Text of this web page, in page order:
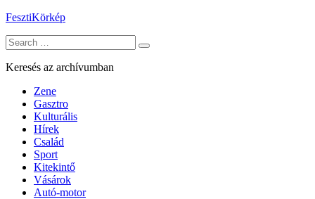
Skip
content
FesztiKörkép
Search
for:
Keresés az archívumban
Zene
Gasztro
Kulturális
Hírek
Család
Sport
Kitekintő
Vásárok
Autó-motor